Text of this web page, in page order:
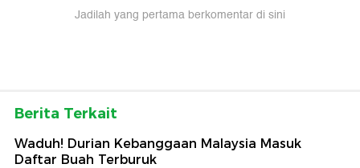
Jadilah yang pertama berkomentar di sini
Berita Terkait
Waduh! Durian Kebanggaan Malaysia Masuk
Daftar Buah Terburuk